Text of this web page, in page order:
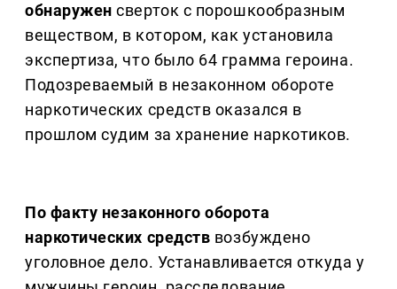
обнаружен сверток с порошкообразным
веществом, в котором, как установила
экспертиза, что было 64 грамма героина.
Подозреваемый в незаконном обороте
наркотических средств оказался в
прошлом судим за хранение наркотиков.
По факту незаконного оборота
наркотических средств возбуждено
уголовное дело. Устанавливается откуда у